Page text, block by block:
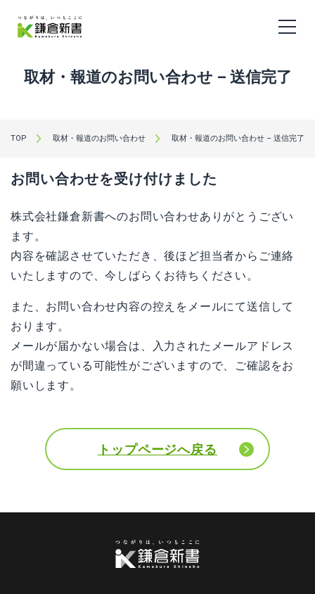
取材・報道のお問い合わせ – 送信完了
TOP 取材・報道のお問い合わせ 取材・報道のお問い合わせ – 送信完了
お問い合わせを受け付けました
株式会社鎌倉新書へのお問い合わせありがとうござい
ます。
内容を確認させていただき、後ほど担当者からご連絡
いたしますので、今しばらくお待ちください。
また、お問い合わせ内容の控えをメールにて送信して
おります。
メールが届かない場合は、入力されたメールアドレス
が間違っている可能性がございますので、ご確認をお
願いします。
トップページへ戻る